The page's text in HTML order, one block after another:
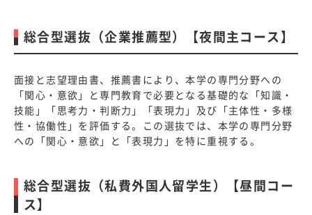
総合型選抜（企業推薦型）【夜間主コース】
面接と志望理由書、推薦書により、本学の専門分野への
「関心・意欲」と専門教育で必要となる基礎的な「知識・
技能」「思考力・判断力」「表現力」及び「主体性・多様
性・協働性」を評価する。この選抜では、本学の専門分野
への「関心・意欲」と「表現力」を特に重視する。
総合型選抜（私費外国人留学生）【昼間コー
ス】